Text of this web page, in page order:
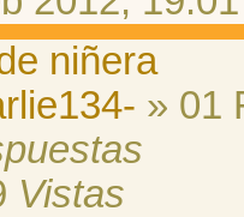
niñera
» 01
Vistas